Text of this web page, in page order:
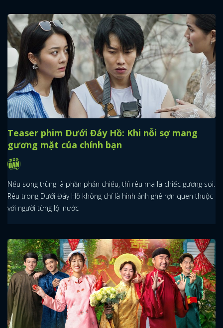
Teaser phim Dưới Đáy Hồ: Khi nỗi sợ mang
gương mặt của chính bạn
Nếu song trùng là phần phản chiếu, thì rêu ma là chiếc gương soi.
Rêu trong Dưới Đáy Hồ không chỉ là hình ảnh ghê rợn quen thuộc
với người từng lội nước